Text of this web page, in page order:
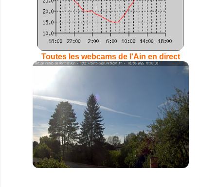
Toutes les webcams de l'Ain en direct